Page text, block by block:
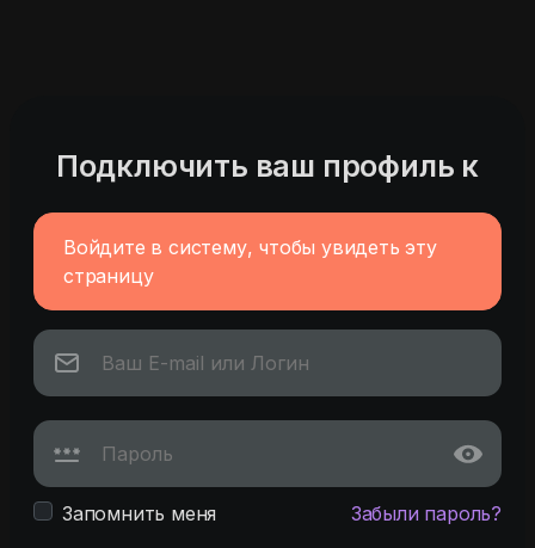
Подключить ваш профиль к
Войдите в систему, чтобы увидеть эту
страницу
Запомнить меня Забыли пароль?